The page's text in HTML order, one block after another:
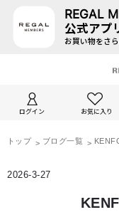
REGAL
公式アプ
お買い物をさ
ログイン お気に入り
トップ ブログ一覧
2026-3-27